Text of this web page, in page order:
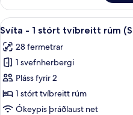
Area)
-
stórt
rúm
(Living
Skoða
allar
myndir
fyrir
Svíta
-
1
2
Svíta - 1 stórt tvíbreitt rúm
28 fermetrar
1 svefnherbergi
Pláss fyrir 2
1 stórt tvíbreitt rúm
Ókeypis þráðlaust net